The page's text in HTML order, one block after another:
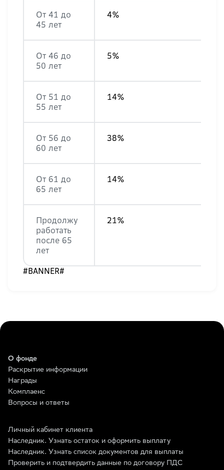
От 41 до
45 лет
4%
От 46 до
50 лет
5%
От 51 до
55 лет
14%
От 56 до
60 лет
38%
От 61 до
65 лет
14%
Продолжу
работать
после 65
лет
21%
#BANNER#
О фонде
Раскрытие информации
Награды
Комплаенс
Вопросы и ответы
Личный кабинет клиента
Наследник. Узнать остаток и оформить выплату
Наследник. Узнать список документов для выплаты
Проверить и подтвердить данные по договору ПДС